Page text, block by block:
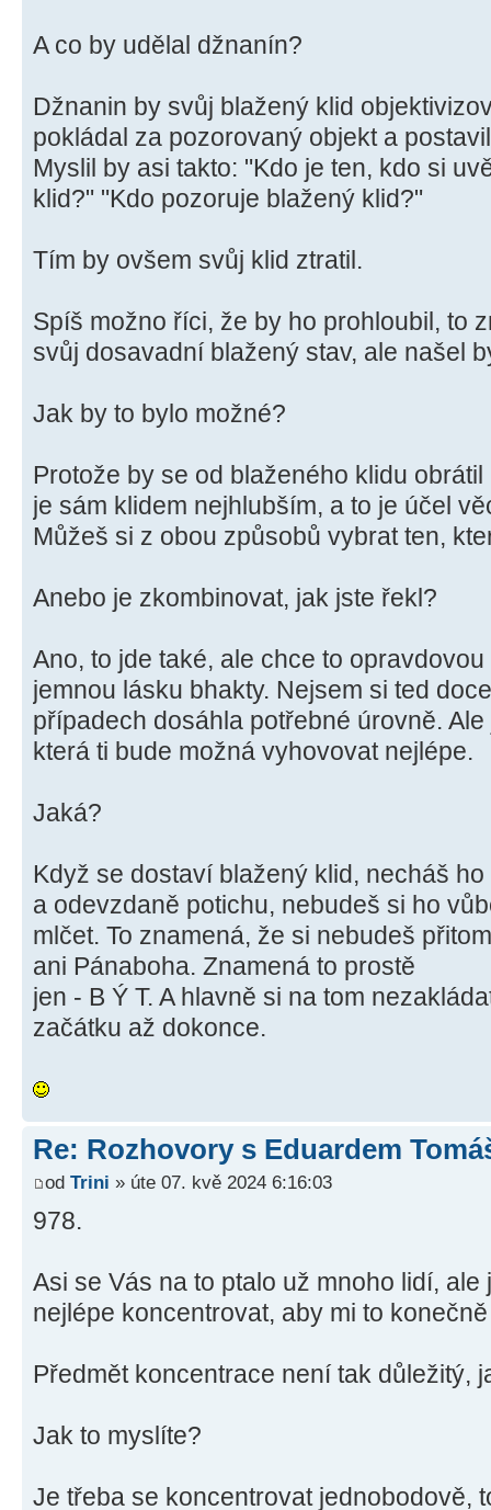
A co by udělal džnanín?
Džnanin by svůj blažený klid
pokládal za pozorovaný objekt a
Myslil by asi takto: "Kdo je ten, kdo si
klid?" "Kdo pozoruje blažený klid?"
Tím by ovšem svůj klid ztratil.
Spíš možno říci, že by ho prohloubil, to
svůj dosavadní blažený stav, ale našel
Jak by to bylo možné?
Protože by se od blaženého klidu
je sám klidem nejhlubším, a to je účel
Můžeš si z obou způsobů vybrat ten,
Anebo je zkombinovat, jak jste řekl?
Ano, to jde také, ale chce to
jemnou lásku bhakty. Nejsem si ted
případech dosáhla potřebné úrovně.
která ti bude možná vyhovovat nejlépe.
Jaká?
Když se dostaví blažený klid, necháš
a odevzdaně potichu, nebudeš si ho
mlčet. To znamená, že si nebudeš
ani Pánaboha. Znamená to prostě
jen - B Ý T. A hlavně si na tom
začátku až dokonce.
Re: Rozhovory s Eduardem
od Trini » úte 07. kvě 2024 6:16:03
978.
Asi se Vás na to ptalo už mnoho lidí,
nejlépe koncentrovat, aby mi to
Předmět koncentrace není tak důležitý,
Jak to myslíte?
Je třeba se koncentrovat jednobodově,